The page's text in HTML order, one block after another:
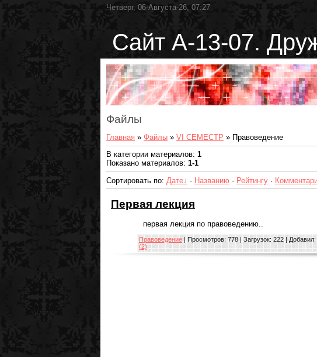
Четверг, 06-Августа-26, 07:27
Сайт А-13-07.
Файлы
Главная » Файлы » VI СЕМЕСТР » Правоведение
В категории материалов: 1
Показано материалов: 1-1
Сортировать по: Дате · Названию · Рейтингу ·
Первая лекция
первая лекция по правоведению..
Правоведение | Просмотров: 778 | Загрузок: 222 | Добавил:
(2)